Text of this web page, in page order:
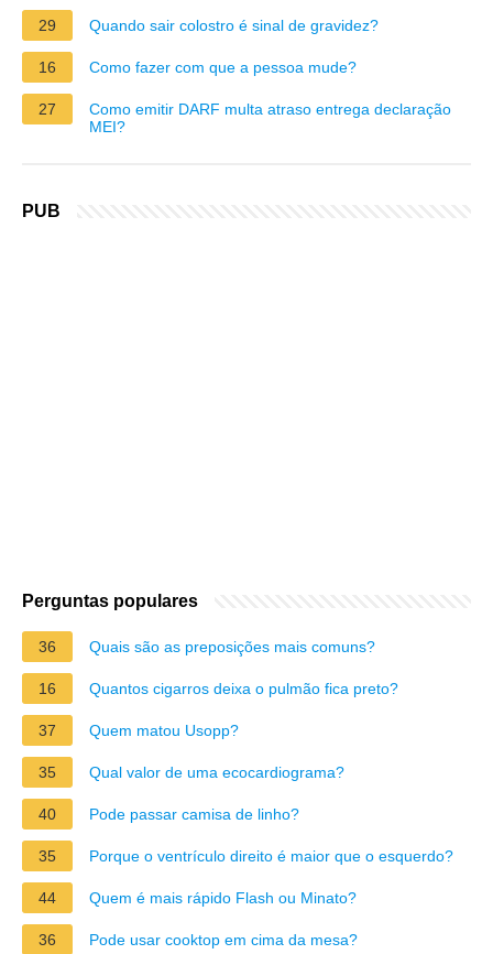
29
Quando sair colostro é sinal de gravidez?
16 Como fazer com que a pessoa mude?
27
Como emitir DARF multa atraso entrega declaração
MEI?
PUB
Perguntas populares
36 Quais são as preposições mais comuns?
16 Quantos cigarros deixa o pulmão fica preto?
37 Quem matou Usopp?
35 Qual valor de uma ecocardiograma?
40 Pode passar camisa de linho?
35 Porque o ventrículo direito é maior que o esquerdo?
44 Quem é mais rápido Flash ou Minato?
36 Pode usar cooktop em cima da mesa?